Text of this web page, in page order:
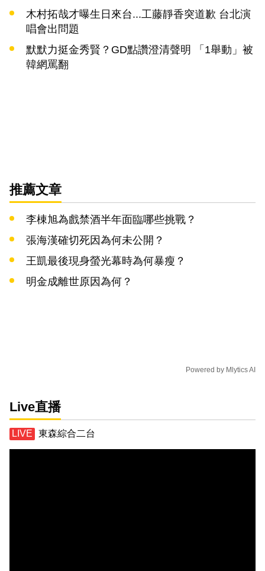
木村拓哉才曝生日來台...工藤靜香突道歉 台北演
唱會出問題
默默力挺金秀賢？GD點讚澄清聲明 「1舉動」被
韓網罵翻
推薦文章
李棟旭為戲禁酒半年面臨哪些挑戰？
張海漢確切死因為何未公開？
王凱最後現身螢光幕時為何暴瘦？
明金成離世原因為何？
Powered by Mlytics AI
Live直播
東森綜合二台